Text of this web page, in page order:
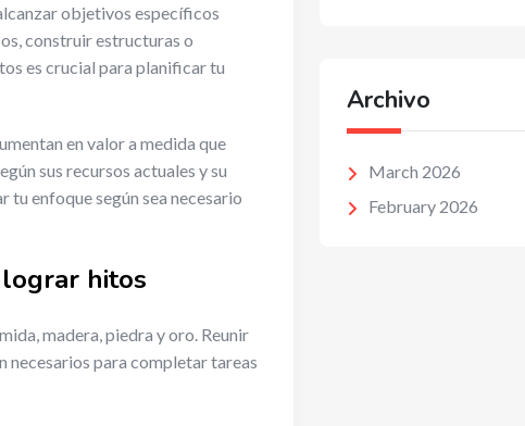
objetivos específicos
construir estructuras o
es crucial para planificar tu
en valor a medida que
sus recursos actuales y su
enfoque según sea necesario
hitos
madera, piedra y oro. Reunir
necesarios para completar tareas
Archivo
March 2026
February 2026